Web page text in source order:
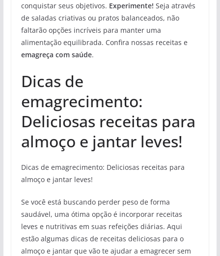
conquistar seus objetivos. Experimente! Seja através
de saladas criativas ou pratos balanceados, não
faltarão opções incríveis para manter uma
alimentação equilibrada. Confira nossas receitas e
emagreça com saúde.
Dicas de
emagrecimento:
Deliciosas receitas para
almoço e jantar leves!
Dicas de emagrecimento: Deliciosas receitas para
almoço e jantar leves!
Se você está buscando perder peso de forma
saudável, uma ótima opção é incorporar receitas
leves e nutritivas em suas refeições diárias. Aqui
estão algumas dicas de receitas deliciosas para o
almoço e jantar que vão te ajudar a emagrecer sem